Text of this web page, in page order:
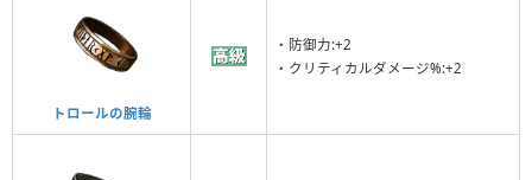
トロールの腕輪
・防御力:+2
・クリティカルダメージ%:+2